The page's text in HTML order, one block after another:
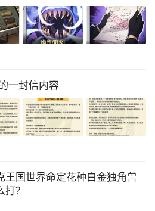
一封信内容
王国世界命定花种白金独角兽
打？